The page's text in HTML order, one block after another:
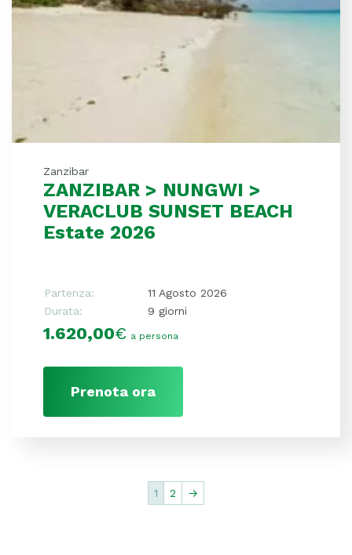
Zanzibar
ZANZIBAR > NUNGWI >
VERACLUB SUNSET BEACH
Estate 2026
Partenza:
11 Agosto 2026
Durata:
9 giorni
1.620,00€ a persona
Prenota ora
1 2 →